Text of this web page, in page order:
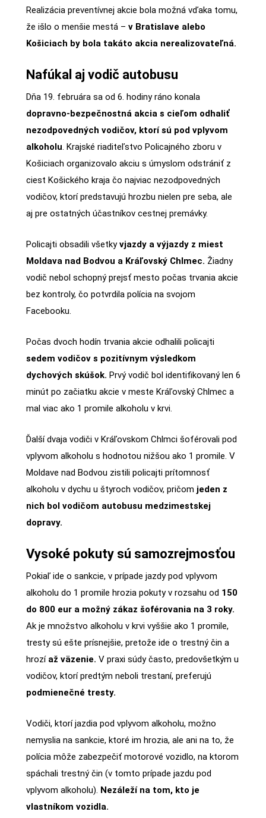
Realizácia preventívnej akcie bola možná vďaka tomu,
že išlo o menšie mestá – v Bratislave alebo
Košiciach by bola takáto akcia nerealizovateľná.
Nafúkal aj vodič autobusu
Dňa 19. februára sa od 6. hodiny ráno konala
dopravno-bezpečnostná akcia s cieľom odhaliť
nezodpovedných vodičov, ktorí sú pod vplyvom
alkoholu. Krajské riaditeľstvo Policajného zboru v
Košiciach organizovalo akciu s úmyslom odstrániť z
ciest Košického kraja čo najviac nezodpovedných
vodičov, ktorí predstavujú hrozbu nielen pre seba, ale
aj pre ostatných účastníkov cestnej premávky.
Policajti obsadili všetkyvjazdy a výjazdy z miest
Moldava nad Bodvou a Kráľovský Chlmec. Žiadny
vodič nebol schopný prejsť mesto počas trvania akcie
bez kontroly, čo potvrdila polícia na svojom
Facebooku.
Počas dvoch hodín trvania akcie odhalili policajti
sedem vodičov s pozitívnym výsledkom
dychových skúšok. Prvý vodič bol identifikovaný len 6
minút po začiatku akcie v meste Kráľovský Chlmec a
mal viac ako 1 promile alkoholu v krvi.
Ďalší dvaja vodiči v Kráľovskom Chlmci šoférovali pod
vplyvom alkoholu s hodnotou nižšou ako 1 promile. V
Moldave nad Bodvou zistili policajti prítomnosť
alkoholu v dychu u štyroch vodičov, pričom jeden z
nich bol vodičom autobusu medzimestskej
dopravy.
Vysoké pokuty sú samozrejmosťou
Pokiaľ ide o sankcie, v prípade jazdy pod vplyvom
alkoholu do 1 promile hrozia pokuty v rozsahu od 150
do 800 eur a možný zákaz šoférovania na 3 roky.
Ak je množstvo alkoholu v krvi vyššie ako 1 promile,
tresty sú ešte prísnejšie, pretože ide o trestný čin a
hrozí až väzenie. V praxi súdy často, predovšetkým u
vodičov, ktorí predtým neboli trestaní, preferujú
podmienečné tresty.
Vodiči, ktorí jazdia pod vplyvom alkoholu, možno
nemyslia na sankcie, ktoré im hrozia, ale ani na to, že
polícia môže zabezpečiť motorové vozidlo, na ktorom
spáchali trestný čin (v tomto prípade jazdu pod
vplyvom alkoholu). Nezáleží na tom, kto je
vlastníkom vozidla.